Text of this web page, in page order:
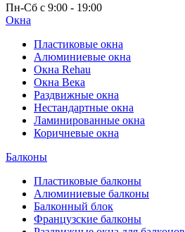
Пн-Сб с 9:00 - 19:00
Окна
Пластиковые окна
Алюминиевые окна
Окна Rehau
Окна Века
Раздвижные окна
Нестандартные окна
Ламинированные окна
Коричневые окна
Балконы
Пластиковые балконы
Алюминиевые балконы
Балконный блок
Французские балконы